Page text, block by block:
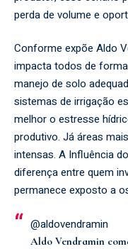
perda de volume e
Conforme expõe Aldo
impacta todos de
manejo de solo
sistemas de irrigação
melhor o estresse
produtivo. Já áreas
intensas. A Influência
diferença entre quem
permanece exposto a
@aldovendramin
Aldo Vendramin